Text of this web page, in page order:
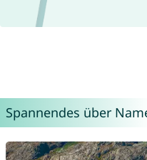
Spannendes über